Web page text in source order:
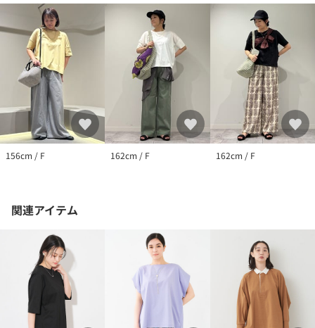
156cm / F 162cm / F 162cm / F
関連アイテム